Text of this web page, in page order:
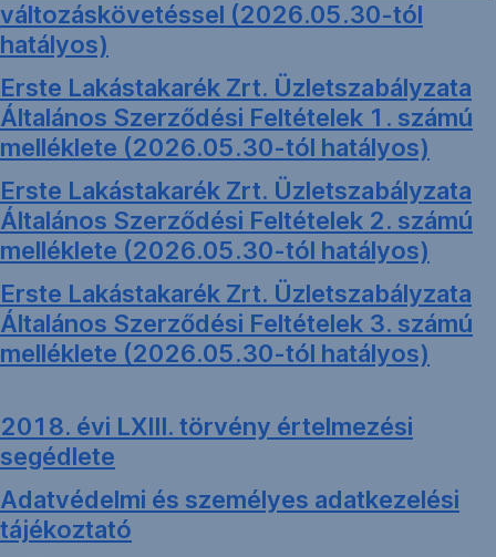
változáskövetéssel (2026.05.30-tól
hatályos)
Erste Lakástakarék Zrt. Üzletszabályzata
Általános Szerződési Feltételek 1. számú
melléklete (2026.05.30-tól hatályos)
Erste Lakástakarék Zrt. Üzletszabályzata
Általános Szerződési Feltételek 2. számú
melléklete (2026.05.30-tól hatályos)
Erste Lakástakarék Zrt. Üzletszabályzata
Általános Szerződési Feltételek 3. számú
melléklete (2026.05.30-tól hatályos)
2018. évi LXIII. törvény értelmezési
segédlete
Adatvédelmi és személyes adatkezelési
tájékoztató